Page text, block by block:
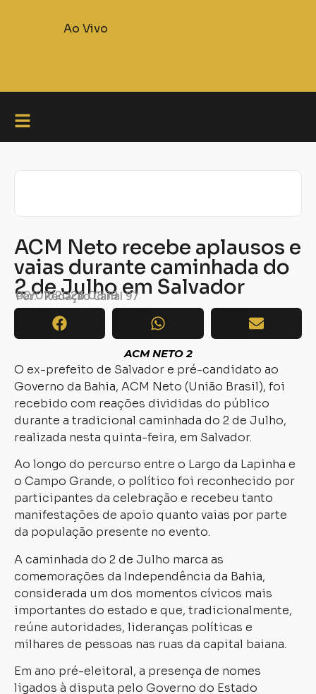
Ao Vivo
ACM Neto recebe aplausos e
vaias durante caminhada do
2 de Julho em Salvador
Por: Redação Canal 97
02/07/2026 08:19
ACM NETO 2
O ex-prefeito de Salvador e pré-candidato ao
Governo da Bahia, ACM Neto (União Brasil), foi
recebido com reações divididas do público
durante a tradicional caminhada do 2 de Julho,
realizada nesta quinta-feira, em Salvador.
Ao longo do percurso entre o Largo da Lapinha e
o Campo Grande, o político foi reconhecido por
participantes da celebração e recebeu tanto
manifestações de apoio quanto vaias por parte
da população presente no evento.
A caminhada do 2 de Julho marca as
comemorações da Independência da Bahia,
considerada um dos momentos cívicos mais
importantes do estado e que, tradicionalmente,
reúne autoridades, lideranças políticas e
milhares de pessoas nas ruas da capital baiana.
Em ano pré-eleitoral, a presença de nomes
ligados à disputa pelo Governo do Estado